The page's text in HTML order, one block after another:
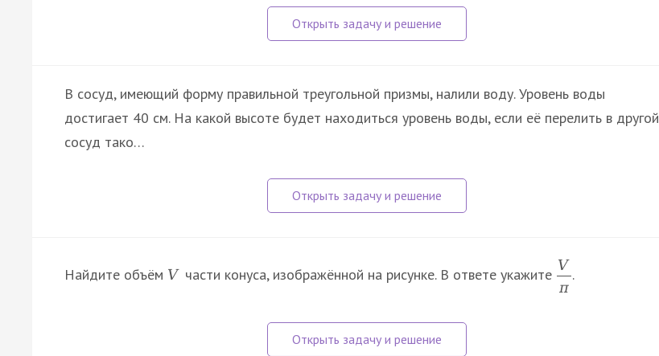
В сосуд, имеющий форму правильной треугольной призмы, налили воду. Уровень воды
достигает 40 см. На какой высоте будет находиться уровень воды, если её перелить в другой
сосуд тако…
Найдите объём V части конуса, изображённой на рисунке. В ответе укажите
V
π
.